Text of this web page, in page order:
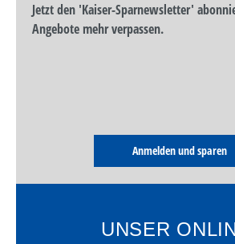
Jetzt den 'Kaiser-Sparnewsletter'
Angebote mehr verpassen.
Anmelden und sparen
UNSER